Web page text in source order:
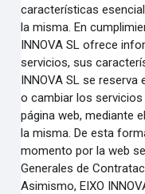
características
la misma.En
INNOVA SL ofrece
servicios,sus
INNOVA SL se reserva
ocambiar los
página web, mediante
la misma. De esta
momento por la web
Generales de
Asimismo, EIXO